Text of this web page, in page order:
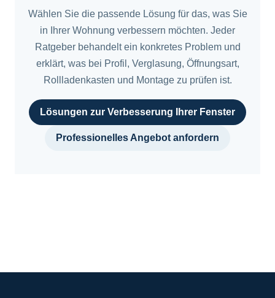
Wählen Sie die passende Lösung für das, was Sie
in Ihrer Wohnung verbessern möchten. Jeder
Ratgeber behandelt ein konkretes Problem und
erklärt, was bei Profil, Verglasung, Öffnungsart,
Rollladenkasten und Montage zu prüfen ist.
Lösungen zur Verbesserung Ihrer Fenster
Professionelles Angebot anfordern